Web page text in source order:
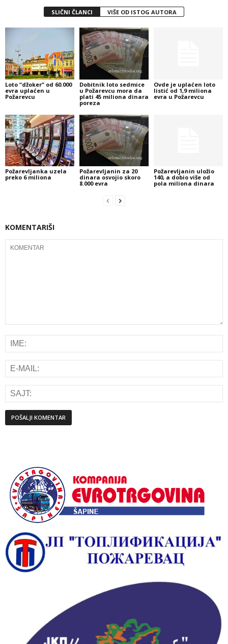
SLIČNI ČLANCI VIŠE OD ISTOG AUTORA
Loto “džoker” od 60.000
evra uplaćen u
Požarevcu
Dobitnik loto sedmice
u Požarevcu mora da
plati 45 miliona dinara
poreza
Ovde je uplaćen loto
listić od 1,9 miliona
evra u Požarevcu
Požarevljanka uzela
preko 6 miliona
Požarevljanin za 20
dinara osvojio skoro
8.000 evra
Požarevljanin uložio
140, a dobio više od
pola miliona dinara
KOMENTARIŠI